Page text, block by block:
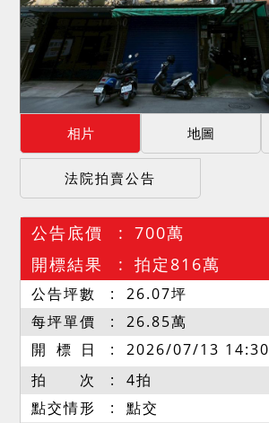
相片 地圖
法院拍賣公告
公告底價
700萬
開標結果
拍定816萬
公告坪數 26.07坪
每坪單價
26.85萬
開 標 日
2026/07/13 14:30
拍 次
4拍
點交情形
點交